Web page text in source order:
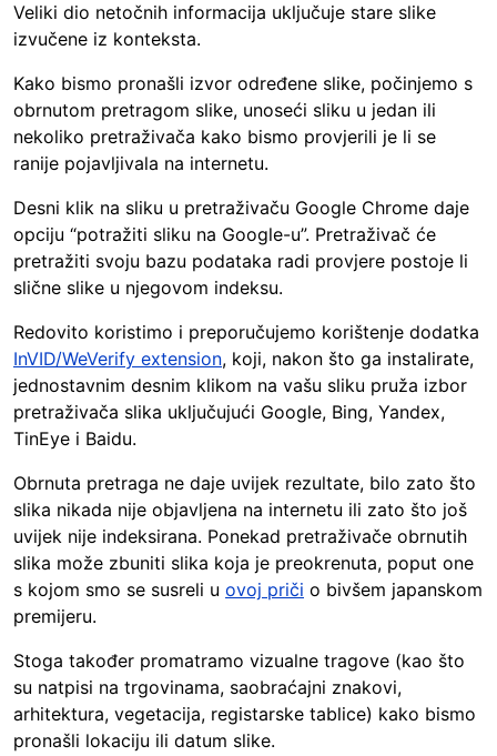
Veliki dio netočnih informacija uključuje stare slike
izvučene iz konteksta.
Kako bismo pronašli izvor određene slike, počinjemo s
obrnutom pretragom slike, unoseći sliku u jedan ili
nekoliko pretraživača kako bismo provjerili je li se
ranije pojavljivala na internetu.
Desni klik na sliku u pretraživaču Google Chrome daje
opciju “potražiti sliku na Google-u”. Pretraživač će
pretražiti svoju bazu podataka radi provjere postoje li
slične slike u njegovom indeksu.
Redovito koristimo i preporučujemo korištenje dodatka
InVID/WeVerify extension, koji, nakon što ga instalirate,
jednostavnim desnim klikom na vašu sliku pruža izbor
pretraživača slika uključujući Google, Bing, Yandex,
TinEye i Baidu.
Obrnuta pretraga ne daje uvijek rezultate, bilo zato što
slika nikada nije objavljena na internetu ili zato što još
uvijek nije indeksirana. Ponekad pretraživače obrnutih
slika može zbuniti slika koja je preokrenuta, poput one
s kojom smo se susreli u ovoj priči o bivšem japanskom
premijeru.
Stoga također promatramo vizualne tragove (kao što
su natpisi na trgovinama, saobraćajni znakovi,
arhitektura, vegetacija, registarske tablice) kako bismo
pronašli lokaciju ili datum slike.